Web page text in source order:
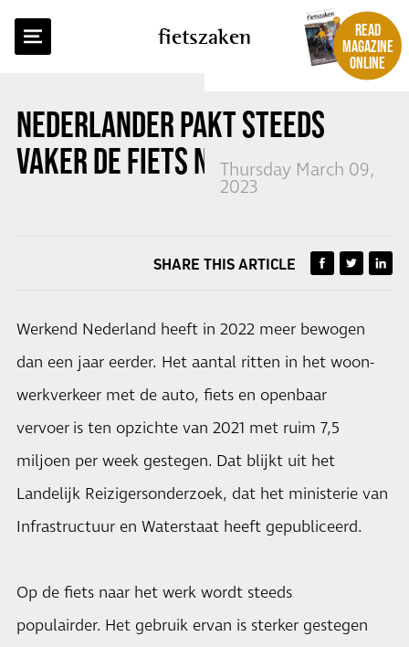
fietszaken
READ
MAGAZINE
ONLINE
NEDERLANDER PAKT STEEDS
VAKER DE FIETS NAAR HET WERK
Thursday March 09,
2023
BACK TO OVERVIEW
SHARE THIS ARTICLE
Werkend Nederland heeft in 2022 meer bewogen
dan een jaar eerder. Het aantal ritten in het woon-
werkverkeer met de auto, fiets en openbaar
vervoer is ten opzichte van 2021 met ruim 7,5
miljoen per week gestegen. Dat blijkt uit het
Landelijk Reizigersonderzoek, dat het ministerie van
Infrastructuur en Waterstaat heeft gepubliceerd.
Op de fiets naar het werk wordt steeds
populairder. Het gebruik ervan is sterker gestegen